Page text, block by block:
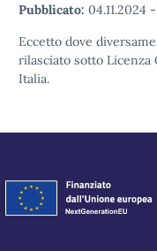
Pubblicato: 04.11.2024 -
Eccetto dove
rilasciato sotto Licenza
Italia.